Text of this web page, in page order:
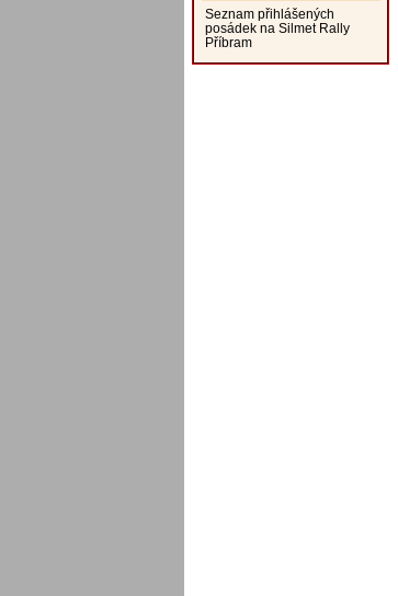
Seznam přihlášených
posádek na Silmet Rally
Příbram